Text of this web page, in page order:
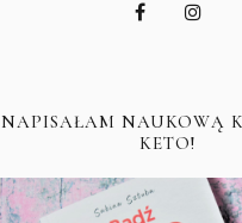
NAPISAŁAM NAUKOWĄ
KETO!